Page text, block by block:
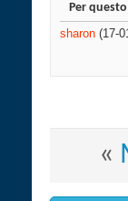
Per
sharon (17-
«